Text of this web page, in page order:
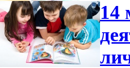
14